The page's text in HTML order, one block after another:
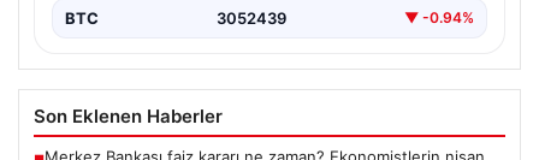
BTC 3052439 ▼ -0.94%
Son Eklenen Haberler
Merkez Bankası faiz kararı ne zaman? Ekonomistlerin nisan